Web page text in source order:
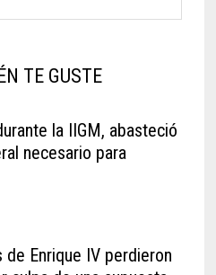
TE GUSTE
la IIGM, abasteció
necesario para
Enrique IV perdieron